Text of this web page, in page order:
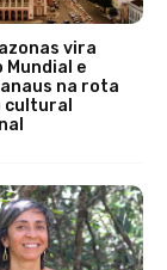
vira
Mundial e
na rota
cultural